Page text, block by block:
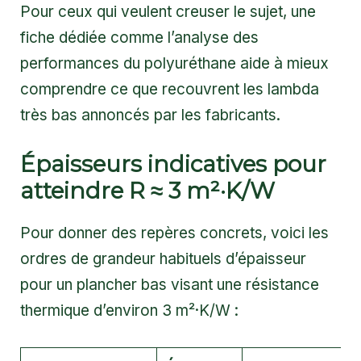
Pour ceux qui veulent creuser le sujet, une
fiche dédiée comme l’analyse des
performances du polyuréthane aide à mieux
comprendre ce que recouvrent les lambda
très bas annoncés par les fabricants.
Épaisseurs indicatives pour
atteindre R ≈ 3 m²·K/W
Pour donner des repères concrets, voici les
ordres de grandeur habituels d’épaisseur
pour un plancher bas visant une résistance
thermique d’environ 3 m²·K/W :